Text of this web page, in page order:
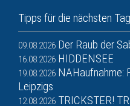
Tipps für die nächsten
09.08.2026 Der Raub der
16.08.2026 HIDDENSEE
19.08.2026 NAHaufnahme:
Leipzigs
12.08.2026 TRICKSTER!